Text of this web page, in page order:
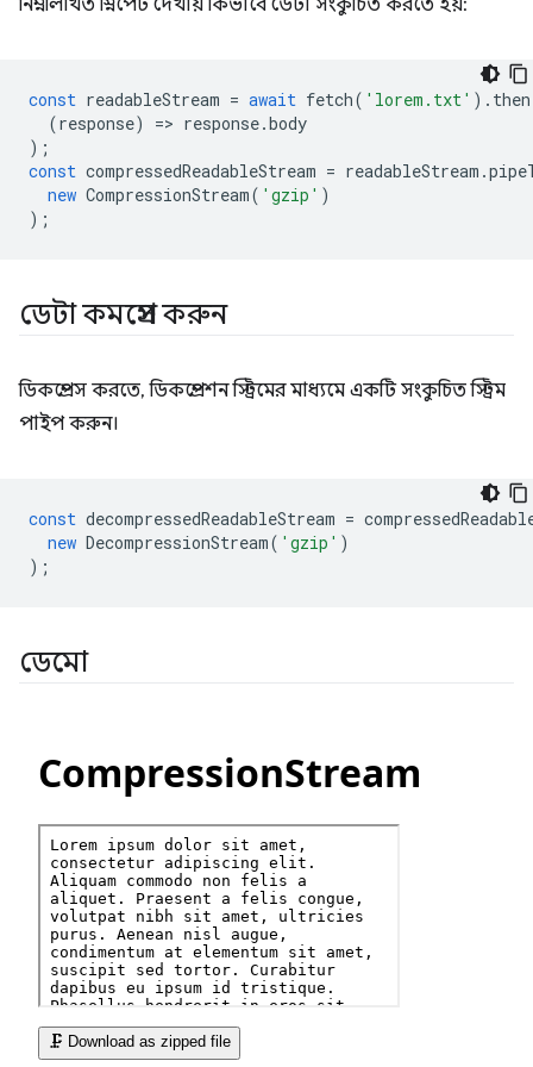
নিম্নলিখিত স্নিপেট দেখায় কিভাবে ডেটা সংকুচিত করতে হয়:
const readableStream = await fetch( 'lorem.txt' ). then
(response) => response.body
);
const compressedReadableStream = readableStream .
new CompressionStream( 'gzip' )
);
ডেটা কমপ্রেস করুন
ডিকম্প্রেস করতে, ডিকম্প্রেশন স্ট্রিমের মাধ্যমে একটি সংকুচিত স্ট্রিম
পাইপ করুন।
const decompressedReadableStream =
new DecompressionStream( 'gzip' )
);
ডেমো